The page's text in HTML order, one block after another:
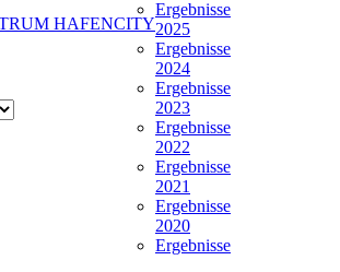
Ergebnisse
2025
Ergebnisse
2024
Ergebnisse
2023
Ergebnisse
2022
Ergebnisse
2021
Ergebnisse
2020
Ergebnisse